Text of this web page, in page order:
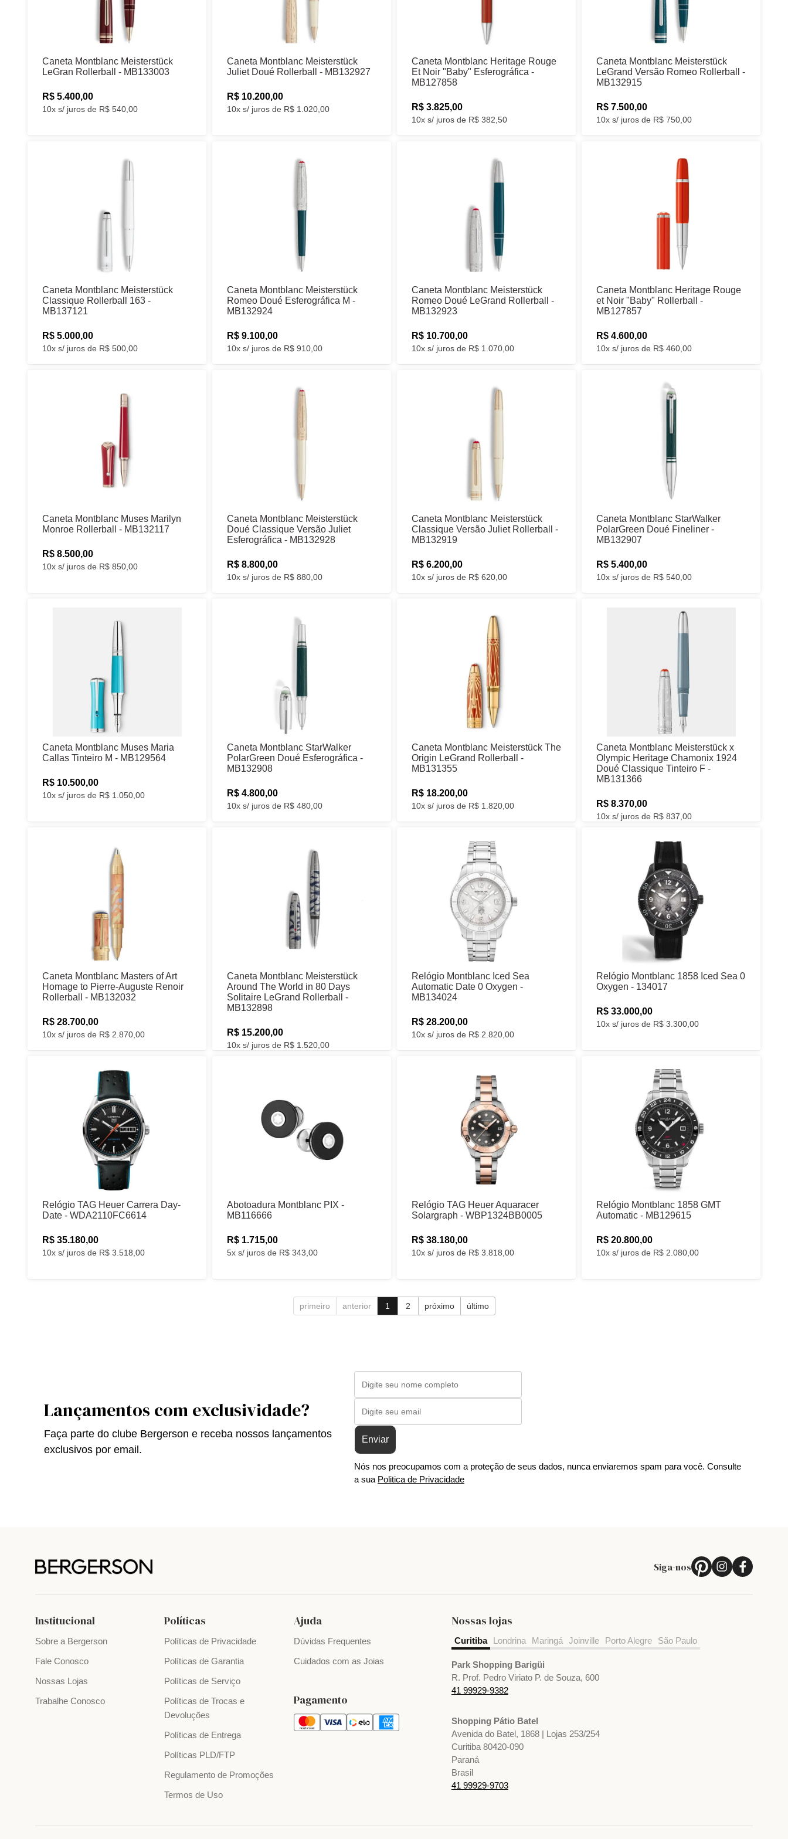
Caneta Montblanc Meisterstück
LeGran Rollerball - MB133003
10x s/ juros de R$ 540,00
R$ 5.400,00
Caneta Montblanc Meisterstück
Juliet Doué Rollerball - MB132927
10x s/ juros de R$ 1.020,00
R$ 10.200,00
Caneta Montblanc Heritage Rouge
Et Noir "Baby" Esferográfica -
MB127858
10x s/ juros de R$ 382,50
R$ 3.825,00
Caneta Montblanc Meisterstück
LeGrand Versão Romeo Rollerball -
MB132915
10x s/ juros de R$ 750,00
R$ 7.500,00
Caneta Montblanc Meisterstück
Classique Rollerball 163 -
MB137121
10x s/ juros de R$ 500,00
R$ 5.000,00
Caneta Montblanc Meisterstück
Romeo Doué Esferográfica M -
MB132924
10x s/ juros de R$ 910,00
R$ 9.100,00
Caneta Montblanc Meisterstück
Romeo Doué LeGrand Rollerball -
MB132923
10x s/ juros de R$ 1.070,00
R$ 10.700,00
Caneta Montblanc Heritage Rouge
et Noir "Baby" Rollerball -
MB127857
10x s/ juros de R$ 460,00
R$ 4.600,00
Caneta Montblanc Muses Marilyn
Monroe Rollerball - MB132117
10x s/ juros de R$ 850,00
R$ 8.500,00
Caneta Montblanc Meisterstück
Doué Classique Versão Juliet
Esferográfica - MB132928
10x s/ juros de R$ 880,00
R$ 8.800,00
Caneta Montblanc Meisterstück
Classique Versão Juliet Rollerball -
MB132919
10x s/ juros de R$ 620,00
R$ 6.200,00
Caneta Montblanc StarWalker
PolarGreen Doué Fineliner -
MB132907
10x s/ juros de R$ 540,00
R$ 5.400,00
Caneta Montblanc Muses Maria
Callas Tinteiro M - MB129564
10x s/ juros de R$ 1.050,00
R$ 10.500,00
Caneta Montblanc StarWalker
PolarGreen Doué Esferográfica -
MB132908
10x s/ juros de R$ 480,00
R$ 4.800,00
Caneta Montblanc Meisterstück The
Origin LeGrand Rollerball -
MB131355
10x s/ juros de R$ 1.820,00
R$ 18.200,00
Caneta Montblanc Meisterstück x
Olympic Heritage Chamonix 1924
Doué Classique Tinteiro F -
MB131366
10x s/ juros de R$ 837,00
R$ 8.370,00
Caneta Montblanc Masters of Art
Homage to Pierre-Auguste Renoir
Rollerball - MB132032
10x s/ juros de R$ 2.870,00
R$ 28.700,00
Caneta Montblanc Meisterstück
Around The World in 80 Days
Solitaire LeGrand Rollerball -
MB132898
10x s/ juros de R$ 1.520,00
R$ 15.200,00
Relógio Montblanc Iced Sea
Automatic Date 0 Oxygen -
MB134024
10x s/ juros de R$ 2.820,00
R$ 28.200,00
Relógio Montblanc 1858 Iced Sea 0
Oxygen - 134017
10x s/ juros de R$ 3.300,00
R$ 33.000,00
Relógio TAG Heuer Carrera Day-
Date - WDA2110FC6614
10x s/ juros de R$ 3.518,00
R$ 35.180,00
Abotoadura Montblanc PIX -
MB116666
5x s/ juros de R$ 343,00
R$ 1.715,00
Relógio TAG Heuer Aquaracer
Solargraph - WBP1324BB0005
10x s/ juros de R$ 3.818,00
R$ 38.180,00
Relógio Montblanc 1858 GMT
Automatic - MB129615
10x s/ juros de R$ 2.080,00
R$ 20.800,00
primeiro anterior 1 2 próximo último
Lançamentos com exclusividade?
Faça parte do clube Bergerson e receba nossos lançamentos
exclusivos por email.
Enviar
Nós nos preocupamos com a proteção de seus dados, nunca enviaremos spam para você. Consulte
a sua Politica de Privacidade
Siga-nos
Institucional
Sobre a Bergerson
Fale Conosco
Nossas Lojas
Trabalhe Conosco
Políticas
Políticas de Privacidade
Políticas de Garantia
Políticas de Serviço
Políticas de Trocas e
Devoluções
Políticas de Entrega
Políticas PLD/FTP
Regulamento de Promoções
Termos de Uso
Ajuda
Dúvidas Frequentes
Cuidados com as Joias
Pagamento
Nossas lojas
Curitiba Londrina Maringá Joinville Porto Alegre São Paulo
Park Shopping Barigüi
R. Prof. Pedro Viriato P. de Souza, 600
41 99929-9382
Shopping Pátio Batel
Avenida do Batel, 1868 | Lojas 253/254
Curitiba 80420-090
Paraná
Brasil
41 99929-9703